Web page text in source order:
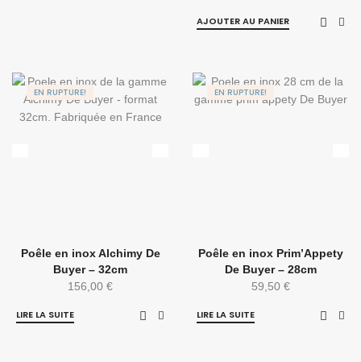
AJOUTER AU PANIER
EN RUPTURE!
Poêle en inox Alchimy De
Buyer – 32cm
156,00 €
LIRE LA SUITE
EN RUPTURE!
Poêle en inox Prim’Appety
De Buyer – 28cm
59,50 €
LIRE LA SUITE